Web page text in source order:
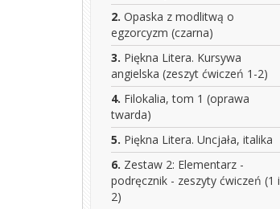
2. Opaska z modlitwą o
egzorcyzm (czarna)
3. Piękna Litera. Kursywa
angielska (zeszyt ćwiczeń 1-2)
4. Filokalia, tom 1 (oprawa
twarda)
5. Piękna Litera. Uncjała, italika
6. Zestaw 2: Elementarz -
podręcznik - zeszyty ćwiczeń (1 i
2)